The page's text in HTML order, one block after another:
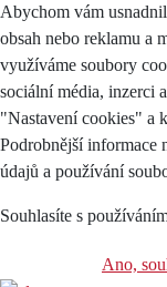
Abychom vám
obsah nebo reklamu a
využíváme soubory
sociální média, inzerci
"Nastavení cookies" a
Podrobnější informace
údajů a používání
Souhlasíte s
Ano,